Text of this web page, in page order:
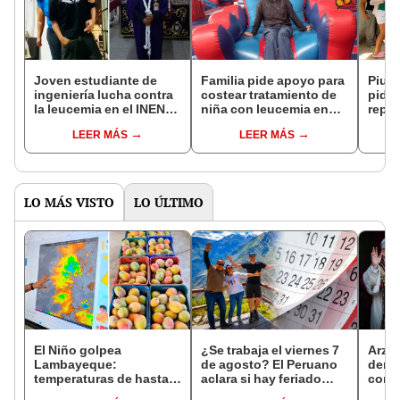
Joven estudiante de
ingeniería lucha contra
la leucemia en el INEN:
como donante para
trasplante de médula
LEER MÁS
Familia pide apoyo para
costear tratamiento de
niña con leucemia en
dice que aquí no me dé
esperanza"
LEER MÁS
pide
LO MÁS VISTO LO ÚLTIMO
El Niño golpea
Lambayeque:
temperaturas de hasta
¿Se trabaja el viernes 7
de agosto? El Peruano
aclara si hay feriado